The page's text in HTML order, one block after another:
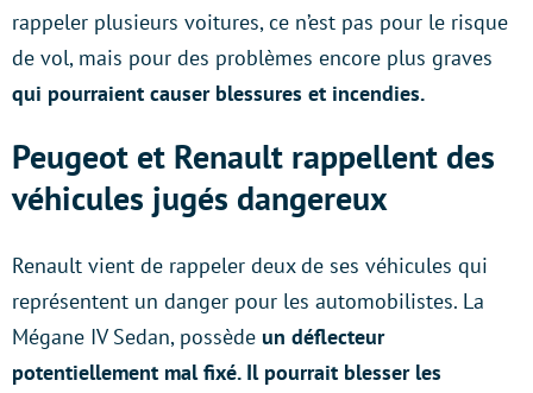
rappeler plusieurs voitures, ce n’est pas pour le risque
de vol, mais pour des problèmes encore plus graves
qui pourraient causer blessures et incendies.
Peugeot et Renault rappellent des
véhicules jugés dangereux
Renault vient de rappeler deux de ses véhicules qui
représentent un danger pour les automobilistes. La
Mégane IV Sedan, possède un déflecteur
potentiellement mal fixé. Il pourrait blesser les